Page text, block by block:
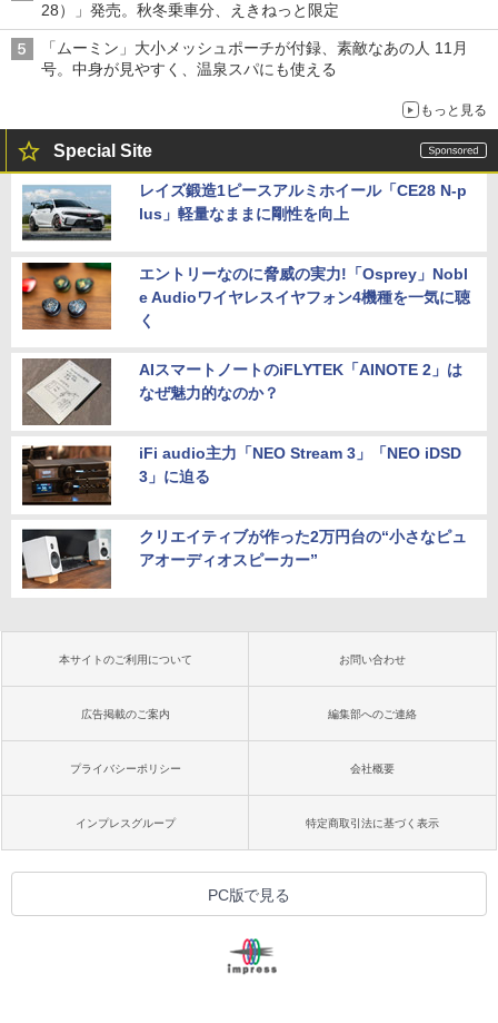
28）」発売。秋冬乗車分、えきねっと限定
「ムーミン」大小メッシュポーチが付録、素敵なあの人 11月
号。中身が見やすく、温泉スパにも使える
もっと見る
Special Site
レイズ鍛造1ピースアルミホイール「CE28 N-p
lus」軽量なままに剛性を向上
エントリーなのに脅威の実力!「Osprey」Nobl
e Audioワイヤレスイヤフォン4機種を一気に聴
く
AIスマートノートのiFLYTEK「AINOTE 2」は
なぜ魅力的なのか？
iFi audio主力「NEO Stream 3」「NEO iDSD
3」に迫る
クリエイティブが作った2万円台の“小さなピュ
アオーディオスピーカー”
本サイトのご利用について お問い合わせ
広告掲載のご案内 編集部へのご連絡
プライバシーポリシー 会社概要
インプレスグループ 特定商取引法に基づく表示
PC版で見る